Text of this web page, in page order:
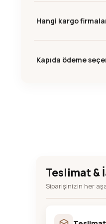
Hangi kargo
Kapıda ödeme
Teslimat &
Siparişinizin her